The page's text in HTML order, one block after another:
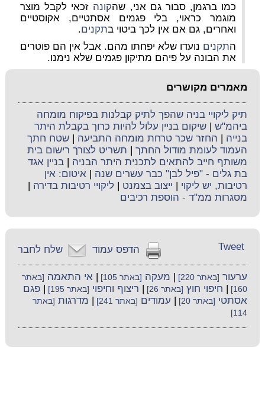
כמו ברגמן, סבור גם אני, שהקונה זכאי לקבל מוצר
מוגמר כראוי, בלי פגמים אסתטיים, אקוסטיים
ואחרים, גם אם אין לכך ביטוי בתקנים.
התקנים נועדו שלא יפחתו מהם. אבל אין הם פוטרים
את הבונה על פיהם מתיקון פגמים שלא נימנו.
מאמרים מקושרים
תיק ליקויי בניה שהפך לתיק קבלנות בפיקוח מומחה
ביהמ"ש |שיקום בניין עלול להיות כרוך בקבלת היתר
בנייה
החזר שכר טרחת מומחה התביעה |שטח חתך
העמוד לעומת מודול החתך
תשריט לצורך רישום בית
משותף חייב להתאים לתכנית היתר הבניה |בניין אגד
בת גלים - "פיל לבן" כבר עשרים שנה |איטום: אין
רטיבות, יש ליקוי
ייצוב בצמנט ליקויי רטיבות בדירה
מסגרות ממ"ד - הוספת רכיבים
שלח לחבר הדפס עמוד Tweet
ערעור [באתר 220] מעקה [באתר 105] |אי התאמה [באתר
160]
חיפוי חוץ [באתר 26] ריצוף וחיפוי [באתר 195] |פגם
אסתטי [באתר 20] עמודים [באתר 241] מדרגות [באתר
114]